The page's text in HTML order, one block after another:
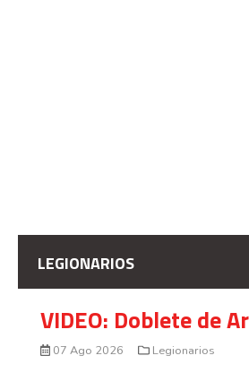
LEGIONARIOS
VIDEO: Doblete de
07 Ago 2026 Legionarios